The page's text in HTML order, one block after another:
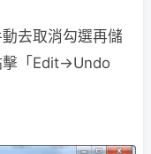
去取消勾選再儲
擊「Edit→Undo